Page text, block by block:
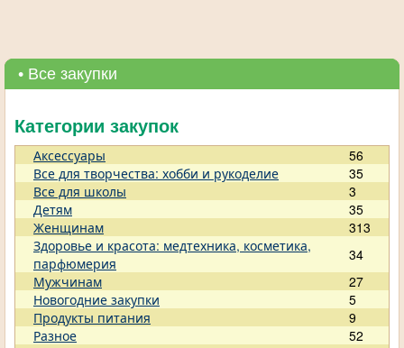
• Все закупки
Категории закупок
Аксессуары
56
Все для творчества: хобби и рукоделие
35
Все для школы
3
Детям
35
Женщинам
313
Здоровье и красота: медтехника, косметика,
парфюмерия
34
Мужчинам
27
Новогодние закупки
5
Продукты питания
9
Разное
52